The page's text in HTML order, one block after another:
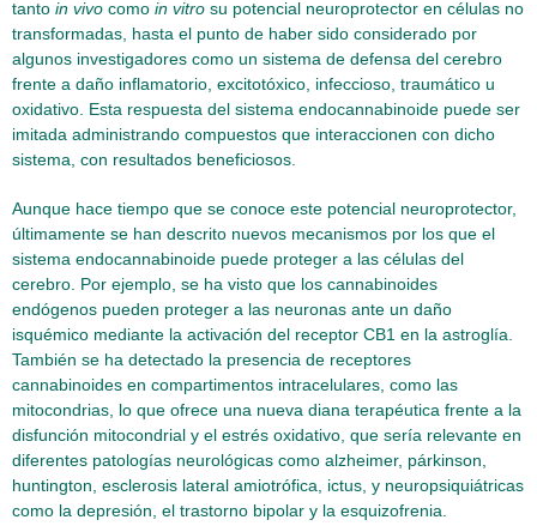
tanto in vivo como in vitro su potencial neuroprotector en células no
transformadas, hasta el punto de haber sido considerado por
algunos investigadores como un sistema de defensa del cerebro
frente a daño inflamatorio, excitotóxico, infeccioso, traumático u
oxidativo. Esta respuesta del sistema endocannabinoide puede ser
imitada administrando compuestos que interaccionen con dicho
sistema, con resultados beneficiosos.
Aunque hace tiempo que se conoce este potencial neuroprotector,
últimamente se han descrito nuevos mecanismos por los que el
sistema endocannabinoide puede proteger a las células del
cerebro. Por ejemplo, se ha visto que los cannabinoides
endógenos pueden proteger a las neuronas ante un daño
isquémico mediante la activación del receptor CB1 en la astroglía.
También se ha detectado la presencia de receptores
cannabinoides en compartimentos intracelulares, como las
mitocondrias, lo que ofrece una nueva diana terapéutica frente a la
disfunción mitocondrial y el estrés oxidativo, que sería relevante en
diferentes patologías neurológicas como alzheimer, párkinson,
huntington, esclerosis lateral amiotrófica, ictus, y neuropsiquiátricas
como la depresión, el trastorno bipolar y la esquizofrenia.